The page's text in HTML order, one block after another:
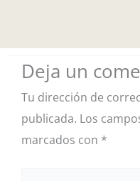
Deja un
Tu dirección de
publicada. Los
marcados con *